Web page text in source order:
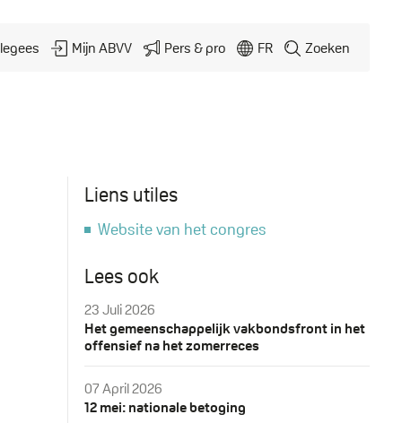
Mijn ABVV Pers & pro FR Zoeken
Liens utiles
Website van het congres
Lees ook
23 Juli 2026
Het gemeenschappelijk vakbondsfront in het
offensief na het zomerreces
07 April 2026
12 mei: nationale betoging